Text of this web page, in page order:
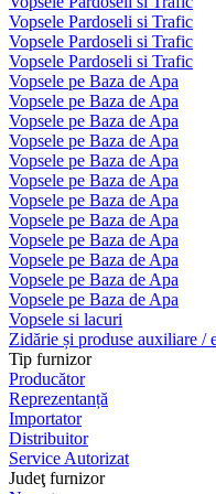
Vopsele Pardoseli si Trafic
Vopsele Pardoseli si Trafic
Vopsele Pardoseli si Trafic
Vopsele pe Baza de Apa
Vopsele pe Baza de Apa
Vopsele pe Baza de Apa
Vopsele pe Baza de Apa
Vopsele pe Baza de Apa
Vopsele pe Baza de Apa
Vopsele pe Baza de Apa
Vopsele pe Baza de Apa
Vopsele pe Baza de Apa
Vopsele pe Baza de Apa
Vopsele pe Baza de Apa
Vopsele pe Baza de Apa
Vopsele si lacuri
Zidărie și produse auxiliare /
Tip furnizor
Producător
Reprezentanță
Importator
Distribuitor
Service Autorizat
Judeţ furnizor